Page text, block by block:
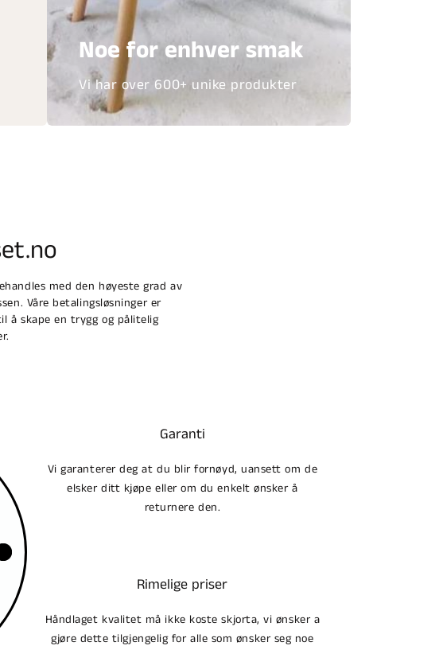
Noe for enhver smak
Vi har over 600+ unike produkter
med den høyeste grad av
Våre betalingsløsninger er
å skape en trygg og pålitelig
Garanti
Vi garanterer deg at du blir fornøyd, uansett om de
elsker ditt kjøpe eller om du enkelt ønsker å
returnere den.
Rimelige priser
Håndlaget kvalitet må ikke koste skjorta, vi ønsker a
gjøre dette tilgjengelig for alle som ønsker seg noe